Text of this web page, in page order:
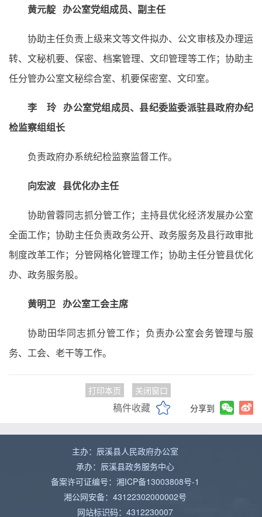
黄元靛 办公室党组成员、副主任
协助主任负责上级来文等文件拟办、公文审核及办理运
转、文秘机要、保密、档案管理、文印管理等工作；协助主
任分管办公室文秘综合室、机要保密室、文印室。
李 玲 办公室党组成员、县纪委监委派驻县政府办纪
检监察组组长
负责政府办系统纪检监察监督工作。
向宏波 县优化办主任
协助曾蓉同志抓分管工作；主持县优化经济发展办公室
全面工作；协助主任负责政务公开、政务服务及县行政审批
制度改革工作；分管网格化管理工作；协助主任分管县优化
办、政务服务股。
黄明卫 办公室工会主席
协助田华同志抓分管工作；负责办公室会务管理与服
务、工会、老干等工作。
打印本页 关闭窗口
稿件收藏 分享到
主办：辰溪县人民政府办公室
承办：辰溪县政务服务中心
备案许可证编号：湘ICP备13003808号-1
湘公网安备：43122302000002号
网站标识码：4312230007